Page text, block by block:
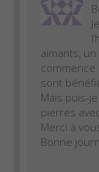
aimants,
commence
sont
Mais puis-
pierres
Merci à
Bonne